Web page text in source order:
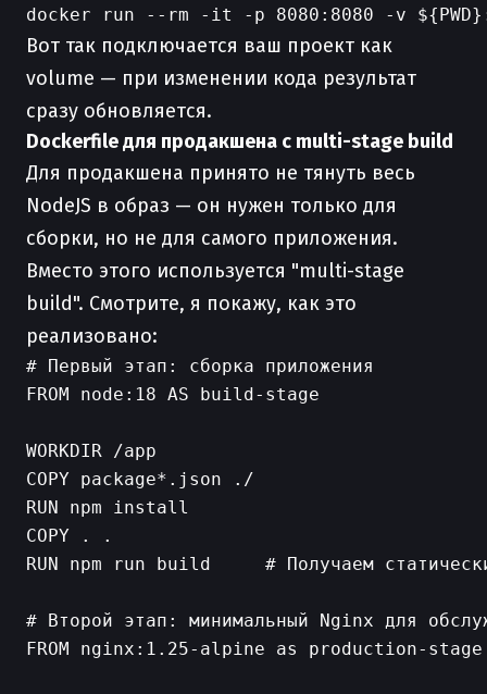
Вот так подключается ваш проект как
volume — при изменении кода результат
сразу обновляется.
Dockerfile для продакшена c multi-stage build
Для продакшена принято не тянуть весь
NodeJS в образ — он нужен только для
сборки, но не для самого приложения.
Вместо этого используется "multi-stage
build". Смотрите, я покажу, как это
реализовано:
# Первый этап: сборка приложения
FROM node:18 AS build-stage
WORKDIR /app
COPY package*.json ./
RUN npm install
COPY . .
RUN npm run build     # Получаем
# Второй этап: минимальный Nginx для
FROM nginx:1.25-alpine as production-stage